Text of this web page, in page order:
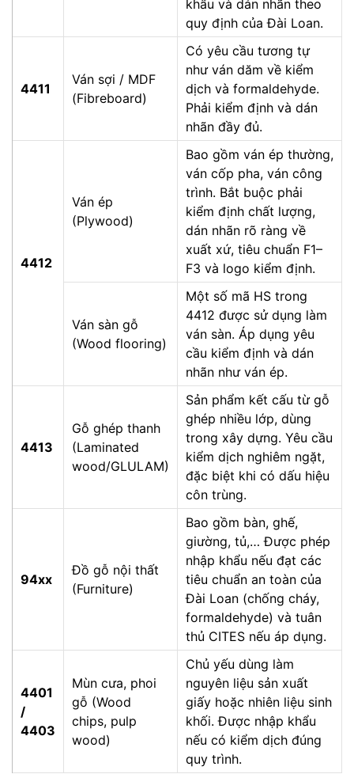
khẩu và dán nhãn theo
quy định của Đài Loan.
4411
Ván sợi / MDF
(Fibreboard)
Có yêu cầu tương tự
như ván dăm về kiểm
dịch và formaldehyde.
Phải kiểm định và dán
nhãn đầy đủ.
4412
Ván ép
(Plywood)
Bao gồm ván ép thường,
ván cốp pha, ván công
trình. Bắt buộc phải
kiểm định chất lượng,
dán nhãn rõ ràng về
xuất xứ, tiêu chuẩn F1–
F3 và logo kiểm định.
Ván sàn gỗ
(Wood flooring)
Một số mã HS trong
4412 được sử dụng làm
ván sàn. Áp dụng yêu
cầu kiểm định và dán
nhãn như ván ép.
4413
Gỗ ghép thanh
(Laminated
wood/GLULAM)
Sản phẩm kết cấu từ gỗ
ghép nhiều lớp, dùng
trong xây dựng. Yêu cầu
kiểm dịch nghiêm ngặt,
đặc biệt khi có dấu hiệu
côn trùng.
94xx
Đồ gỗ nội thất
(Furniture)
Bao gồm bàn, ghế,
giường, tủ,… Được phép
nhập khẩu nếu đạt các
tiêu chuẩn an toàn của
Đài Loan (chống cháy,
formaldehyde) và tuân
thủ CITES nếu áp dụng.
4401
/
4403
Mùn cưa, phoi
gỗ (Wood
chips, pulp
wood)
Chủ yếu dùng làm
nguyên liệu sản xuất
giấy hoặc nhiên liệu sinh
khối. Được nhập khẩu
nếu có kiểm dịch đúng
quy trình.